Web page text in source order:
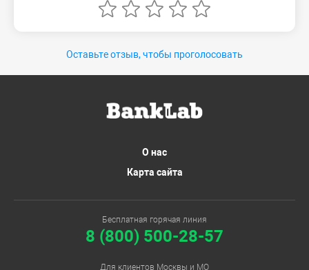
Оставьте отзыв, чтобы проголосовать
О нас
Карта сайта
Бесплатная горячая линия
8 (800) 500-28-57
Для клиентов Москвы и МО